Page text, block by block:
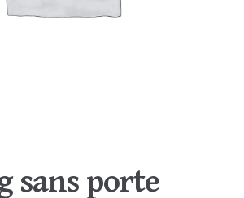
sans porte